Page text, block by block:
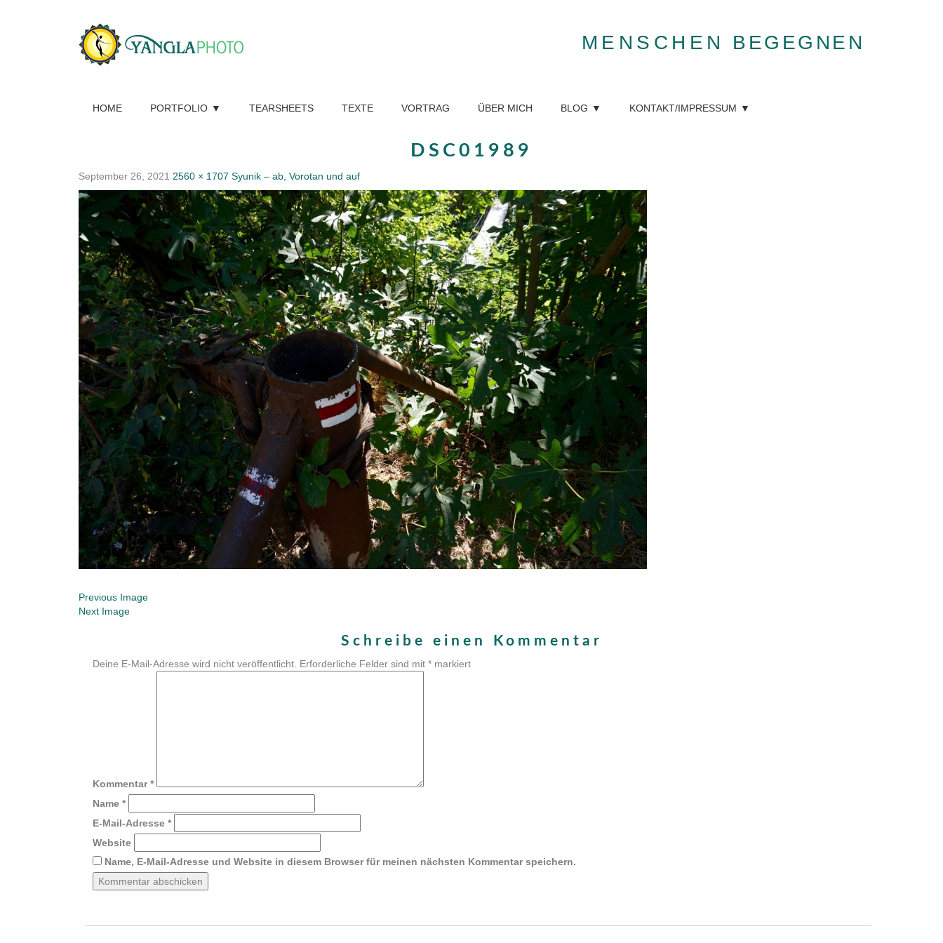
MENSCHEN BEGEGNEN
HOME PORTFOLIO TEARSHEETS TEXTE VORTRAG ÜBER MICH BLOG KONTAKT/IMPRESSUM
DSC01989
September 26, 2021 2560 × 1707 Syunik – ab, Vorotan und auf
Previous Image
Next Image
Schreibe einen Kommentar
Deine E-Mail-Adresse wird nicht veröffentlicht. Erforderliche Felder sind mit * markiert
Kommentar*
Name *
E-Mail-Adresse *
Website
Name, E-Mail-Adresse und Website in diesem Browser für meinen nächsten Kommentar speichern.